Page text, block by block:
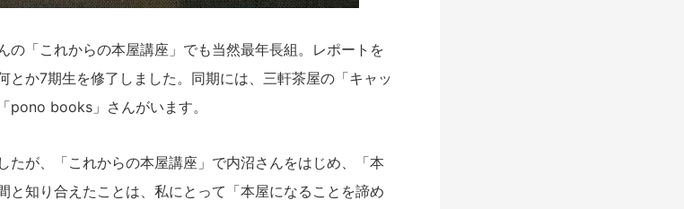
の「これからの本屋講座」でも当然最年長組。レポートを
とか7期生を修了しました。同期には、三軒茶屋の「キャッ
pono books」さんがいます。
たが、「これからの本屋講座」で内沼さんをはじめ、「本
と知り合えたことは、私にとって「本屋になることを諦め